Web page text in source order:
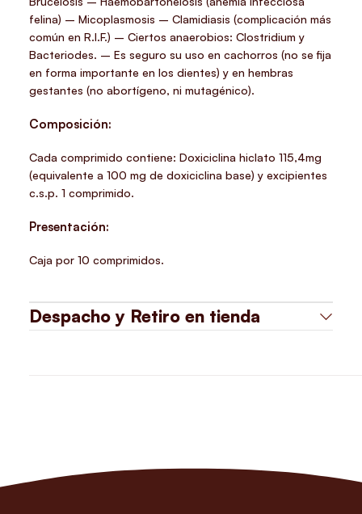
felina) – Micoplasmosis – Clamidiasis (complicación más
común en R.I.F.) – Ciertos anaerobios: Clostridium y
Bacteriodes. – Es seguro su uso en cachorros (no se fija
en forma importante en los dientes) y en hembras
gestantes (no abortígeno, ni mutagénico).
Composición:
Cada comprimido contiene: Doxiciclina hiclato 115,4mg
(equivalente a 100 mg de doxiciclina base) y excipientes
c.s.p. 1 comprimido.
Presentación:
Caja por 10 comprimidos.
Despacho y Retiro en tienda